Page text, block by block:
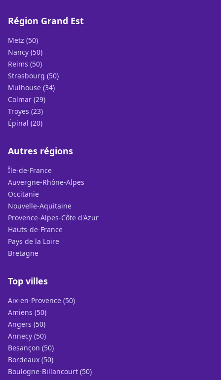
Région Grand Est
Metz (50)
Nancy (50)
Reims (50)
Strasbourg (50)
Mulhouse (34)
Colmar (29)
Troyes (23)
Épinal (20)
Autres régions
Île-de-France
Auvergne-Rhône-Alpes
Occitanie
Nouvelle-Aquitaine
Provence-Alpes-Côte d'Azur
Hauts-de-France
Pays de la Loire
Bretagne
Top villes
Aix-en-Provence (50)
Amiens (50)
Angers (50)
Annecy (50)
Besançon (50)
Bordeaux (50)
Boulogne-Billancourt (50)